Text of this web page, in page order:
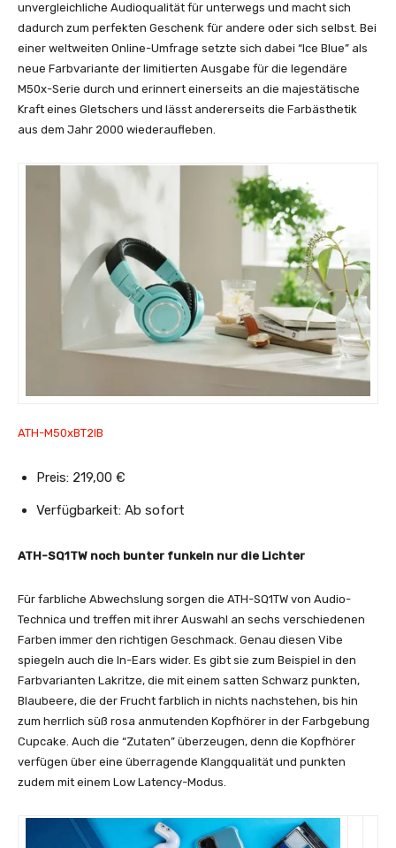
unvergleichliche Audioqualität für unterwegs und macht sich
dadurch zum perfekten Geschenk für andere oder sich selbst. Bei
einer weltweiten Online-Umfrage setzte sich dabei “Ice Blue” als
neue Farbvariante der limitierten Ausgabe für die legendäre
M50x-Serie durch und erinnert einerseits an die majestätische
Kraft eines Gletschers und lässt andererseits die Farbästhetik
aus dem Jahr 2000 wiederaufleben.
ATH-M50xBT2IB
Preis: 219,00 €
Verfügbarkeit: Ab sofort
ATH-SQ1TW noch bunter funkeln nur die Lichter
Für farbliche Abwechslung sorgen die ATH-SQ1TW von Audio-
Technica und treffen mit ihrer Auswahl an sechs verschiedenen
Farben immer den richtigen Geschmack. Genau diesen Vibe
spiegeln auch die In-Ears wider. Es gibt sie zum Beispiel in den
Farbvarianten Lakritze, die mit einem satten Schwarz punkten,
Blaubeere, die der Frucht farblich in nichts nachstehen, bis hin
zum herrlich süß rosa anmutenden Kopfhörer in der Farbgebung
Cupcake. Auch die “Zutaten” überzeugen, denn die Kopfhörer
verfügen über eine überragende Klangqualität und punkten
zudem mit einem Low Latency-Modus.